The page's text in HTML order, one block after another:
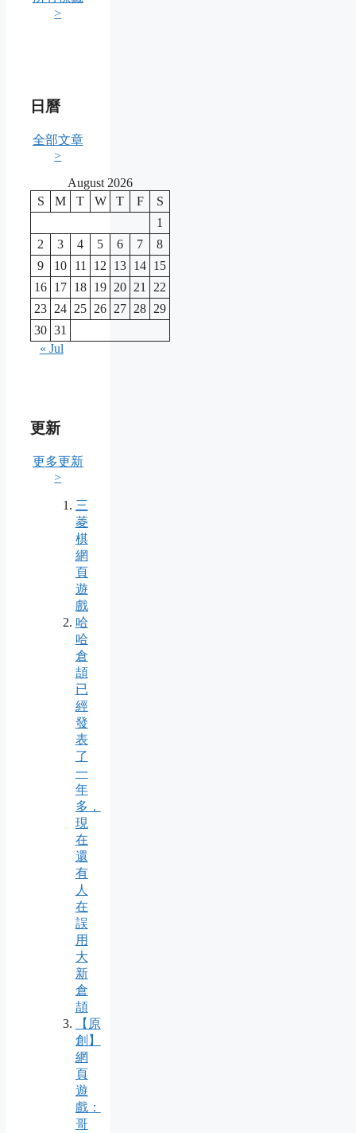
>
日曆
全部文章
>
August 2026
S
M T W T F
S
1
2
3 4 5 6 7
8
9
10 11 12 13 14 15
16 17 18 19 20 21
22
23 24 25 26 27 28 29
30 31
« Jul
更新
更多更新
>
三
菱
棋
網
頁
遊
戲
哈
哈
倉
頡
已
經
發
表
了
一
年
多，
現
在
還
有
人
在
誤
用
大
新
倉
頡
【原
創】
網
頁
遊
戲：
哥